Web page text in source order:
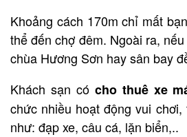
Khoảng cách 170m chỉ mất
thể đến chợ đêm. Ngoài ra,
chùa Hương Sơn hay sân bay
Khách sạn có cho thuê xe
chức nhiều hoạt động vui
như: đạp xe, câu cá, lặn biển,..